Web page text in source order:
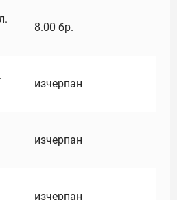
8.00 бр.
изчерпан
изчерпан
изчерпан